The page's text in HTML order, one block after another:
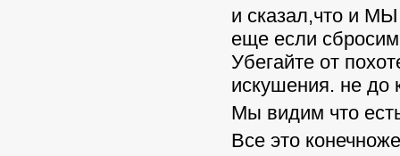
и сказал,что и
еще если
Убегайте от
искушения. не до
Мы видим что
Все это